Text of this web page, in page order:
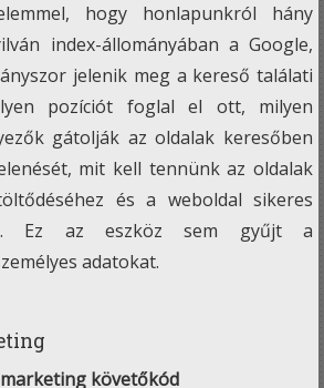
hogy honlapunkról hány
index-állományában a Google,
jelenik meg a kereső találati
pozíciót foglal el ott, milyen
gátolják az oldalak keresőben
mit kell tennünk az oldalak
és a weboldal sikeres
Ez az eszköz sem gyűjt a
adatokat.
követőkód